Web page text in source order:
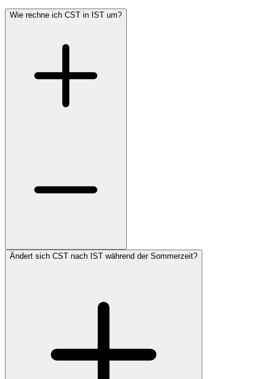
Wie rechne ich CST in IST um?
Ändert sich CST nach IST während der Sommerzeit?